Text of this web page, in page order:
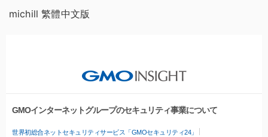
michill 繁體中文版
GMOインターネットグループのセキュリティ事業について
世界初総合ネットセキュリティサービス「GMOセキュリティ24」